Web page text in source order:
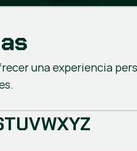
una experiencia
TUVWXYZ